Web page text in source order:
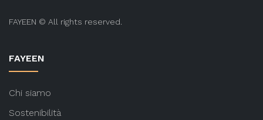
FAYEEN © All rights reserved.
FAYEEN
Chi siamo
Sostenibilità